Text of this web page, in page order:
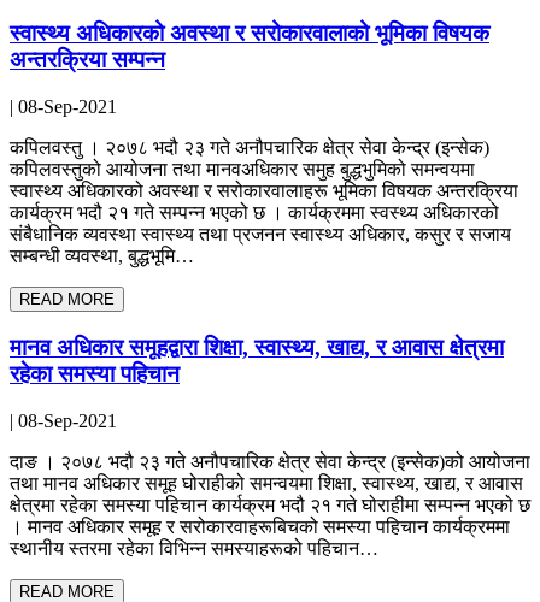
स्वास्थ्य अधिकारको अवस्था र सरोकारवालाको भूमिका विषयक
अन्तरक्रिया सम्पन्न
| 08-Sep-2021
कपिलवस्तु । २०७८ भदौ २३ गते अनौपचारिक क्षेत्र सेवा केन्द्र (इन्सेक)
कपिलवस्तुको आयोजना तथा मानवअधिकार समुह बुद्धभुमिको समन्वयमा
स्वास्थ्य अधिकारको अवस्था र सरोकारवालाहरू भूमिका विषयक अन्तरक्रिया
कार्यक्रम भदौ २१ गते सम्पन्न भएको छ । कार्यक्रममा स्वस्थ्य अधिकारको
संबैधानिक व्यवस्था स्वास्थ्य तथा प्रजनन स्वास्थ्य अधिकार, कसुर र सजाय
सम्बन्धी व्यवस्था, बुद्धभूमि…
READ MORE
मानव अधिकार समूहद्वारा शिक्षा, स्वास्थ्य, खाद्य, र आवास क्षेत्रमा
रहेका समस्या पहिचान
| 08-Sep-2021
दाङ । २०७८ भदौ २३ गते अनौपचारिक क्षेत्र सेवा केन्द्र (इन्सेक)को आयोजना
तथा मानव अधिकार समूह घोराहीको समन्वयमा शिक्षा, स्वास्थ्य, खाद्य, र आवास
क्षेत्रमा रहेका समस्या पहिचान कार्यक्रम भदौ २१ गते घोराहीमा सम्पन्न भएको छ
। मानव अधिकार समूह र सरोकारवाहरूबिचको समस्या पहिचान कार्यक्रममा
स्थानीय स्तरमा रहेका विभिन्न समस्याहरूको पहिचान…
READ MORE